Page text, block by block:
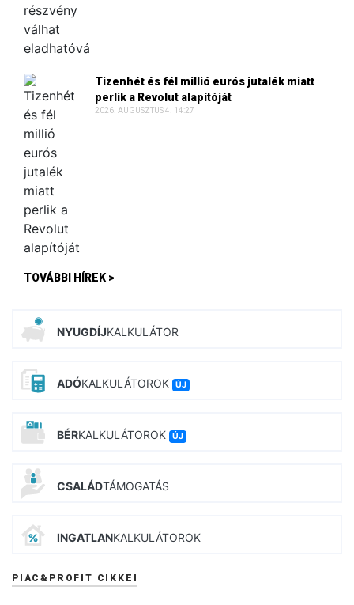
Tizenhét és fél millió eurós jutalék miatt
perlik a Revolut alapítóját
2026. AUGUSZTUS 4. 14:27
TOVÁBBI HÍREK >
NYUGDÍJKALKULÁTOR
ADÓKALKULÁTOROK ÚJ
BÉRKALKULÁTOROK ÚJ
CSALÁDTÁMOGATÁS
INGATLANKALKULÁTOROK
PIAC&PROFIT CIKKEI